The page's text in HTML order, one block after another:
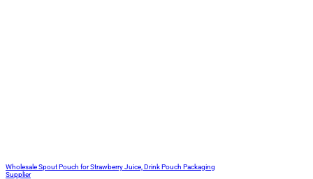
Wholesale Spout Pouch for Strawberry Juice, Drink Pouch Packaging
Supplier